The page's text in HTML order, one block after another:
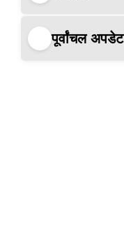
पूर्वांचल अपडेट